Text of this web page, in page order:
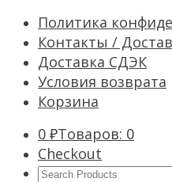
Политика
Контакты /
Доставка СДЭК
Условия возврата
Корзина
0 ₽Товаров: 0
Checkout
Search